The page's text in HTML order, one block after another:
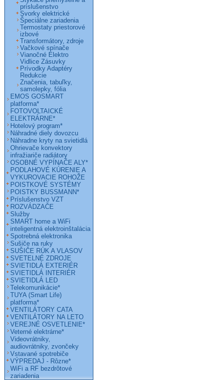
príslušenstvo
Svorky elektrické
Špeciálne zariadenia
Termostaty priestorové
izbové
Transformátory, zdroje
Vačkové spínače
Vianočné Elektro
Vidlice Zásuvky
Prívodky Adaptéry
Redukcie
Značenia, tabuľky,
samolepky, fólia
EMOS GOSMART
platforma*
FOTOVOLTAICKÉ
ELEKTRÁRNE*
Hotelový program*
Náhradné diely dovozcu
Náhradne kryty na svietidlá
Ohrievače konvektory
infražiariče radiátory
OSOBNÉ VYPÍNAČE ALY*
PODLAHOVÉ KÚRENIE A
VYKUROVACIE ROHOŽE
POISTKOVÉ SYSTÉMY
POISTKY BUSSMANN*
Príslušenstvo VZT
ROZVÁDZAČE
Služby
SMART home a WiFi
inteligentná elektroinštalácia
Spotrebná elektronika
Sušiče na ruky
SUŠIČE RÚK A VLASOV
SVETELNÉ ZDROJE
SVIETIDLÁ EXTERIÉR
SVIETIDLÁ INTERIÉR
SVIETIDLÁ LED
Telekomunikácie*
TUYA (Smart Life)
platforma*
VENTILÁTORY CATA
VENTILÁTORY NA LETO
VEREJNÉ OSVETLENIE*
Veterné elektrárne*
Videovrátniky,
audiovrátniky, zvončeky
Vstavané spotrebiče
VÝPREDAJ - Rôzne*
WiFi a RF bezdrôtové
zariadenia